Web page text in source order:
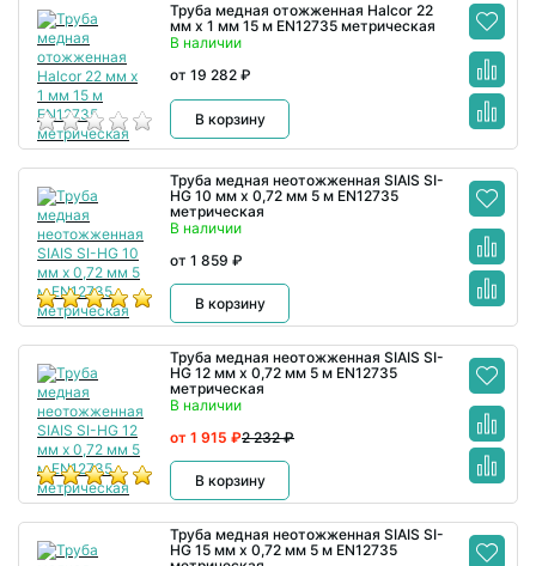
Труба медная отожженная Halcor 22
мм x 1 мм 15 м EN12735 метрическая
В наличии
от 19 282 ₽
В корзину
Труба медная неотожженная SIAIS SI-
HG 10 мм x 0,72 мм 5 м EN12735
метрическая
В наличии
от 1 859 ₽
В корзину
Труба медная неотожженная SIAIS SI-
HG 12 мм x 0,72 мм 5 м EN12735
метрическая
В наличии
2 232 ₽
от 1 915 ₽
В корзину
Труба медная неотожженная SIAIS SI-
HG 15 мм x 0,72 мм 5 м EN12735